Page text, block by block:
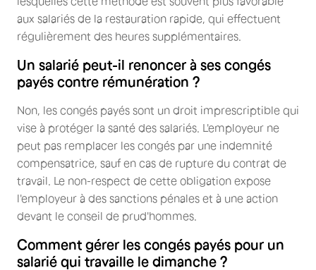
aux salariés de la restauration rapide, qui effectuent
régulièrement des heures supplémentaires.
Un salarié peut-il renoncer à ses congés
payés contre rémunération ?
Non, les congés payés sont un droit imprescriptible qui
vise à protéger la santé des salariés. L'employeur ne
peut pas remplacer les congés par une indemnité
compensatrice, sauf en cas de rupture du contrat de
travail. Le non-respect de cette obligation expose
l'employeur à des sanctions pénales et à une action
devant le conseil de prud'hommes.
Comment gérer les congés payés pour un
salarié qui travaille le dimanche ?